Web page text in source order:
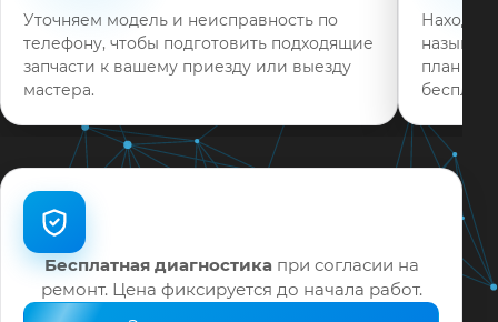
запишем на диагностику в мастерской или с
выездом на дом.
На выполненные работы выдаём документы и
гарантию до 12 месяцев.
Уточняем модель и неисправность по
телефону, чтобы подготовить подходящие
запчасти к вашему приезду или выезду
мастера.
Находим
план
Бесплатная диагностика при согласии на
ремонт. Цена фиксируется до начала работ.